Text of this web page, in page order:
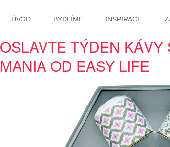
ÚVOD BYDLÍME INSPIRACE
OSLAVTE TÝDEN
MANIA OD EASY LIFE